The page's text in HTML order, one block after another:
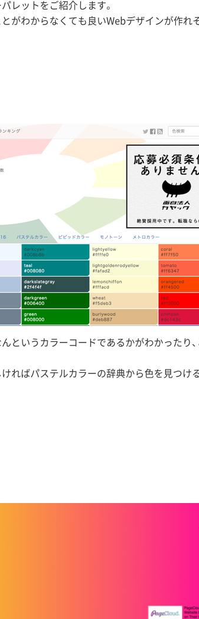
レットをご紹介します。
がわからなくても良いWebデザインが作れ
というカラーコードであるかがわかったり
ればパステルカラーの辞典から色を見つけ